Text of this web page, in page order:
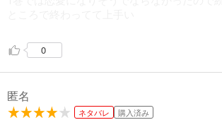
0
匿名
ネタバレ 購入済み